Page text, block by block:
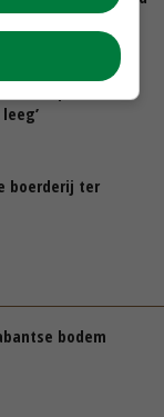
meer problemen:
boerderij ter
bodem